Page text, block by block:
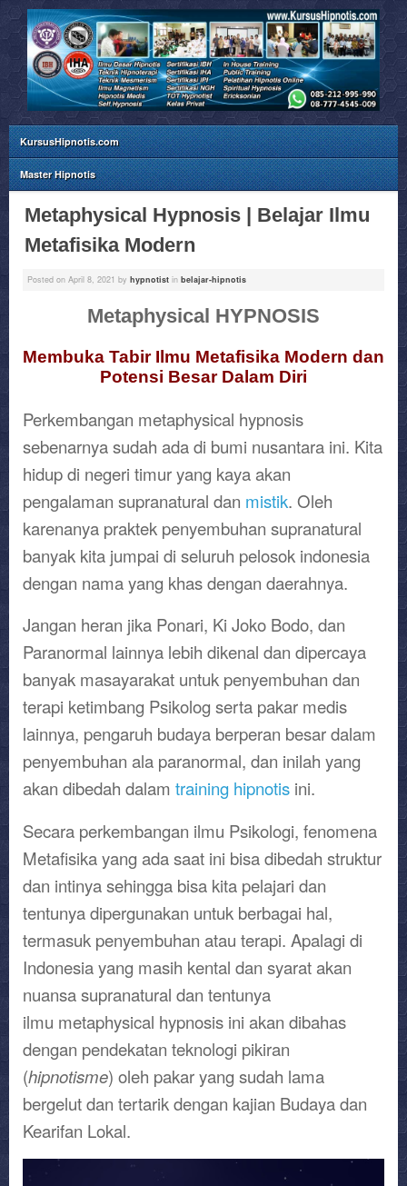
KursusHipnotis.com
Master Hipnotis
Metaphysical Hypnosis | Belajar Ilmu
Metafisika Modern
Posted on April 8, 2021 by hypnotist in belajar-hipnotis
Metaphysical HYPNOSIS
Membuka Tabir Ilmu Metafisika Modern dan
Potensi Besar Dalam Diri
Perkembangan metaphysical hypnosis
sebenarnya sudah ada di bumi nusantara ini. Kita
hidup di negeri timur yang kaya akan
pengalaman supranatural dan mistik. Oleh
karenanya praktek penyembuhan supranatural
banyak kita jumpai di seluruh pelosok indonesia
dengan nama yang khas dengan daerahnya.
Jangan heran jika Ponari, Ki Joko Bodo, dan
Paranormal lainnya lebih dikenal dan dipercaya
banyak masayarakat untuk penyembuhan dan
terapi ketimbang Psikolog serta pakar medis
lainnya, pengaruh budaya berperan besar dalam
penyembuhan ala paranormal, dan inilah yang
akan dibedah dalam training hipnotis ini.
Secara perkembangan ilmu Psikologi, fenomena
Metafisika yang ada saat ini bisa dibedah struktur
dan intinya sehingga bisa kita pelajari dan
tentunya dipergunakan untuk berbagai hal,
termasuk penyembuhan atau terapi. Apalagi di
Indonesia yang masih kental dan syarat akan
nuansa supranatural dan tentunya
ilmu metaphysical hypnosis ini akan dibahas
dengan pendekatan teknologi pikiran
(hipnotisme) oleh pakar yang sudah lama
bergelut dan tertarik dengan kajian Budaya dan
Kearifan Lokal.